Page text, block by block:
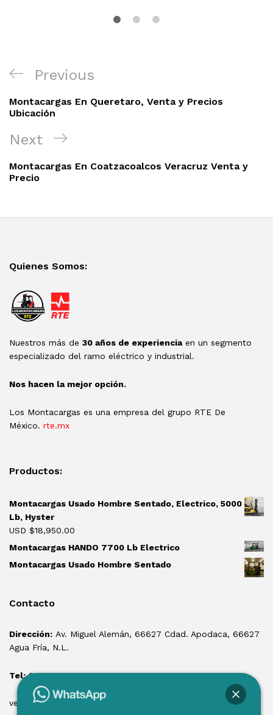
Navegación
entradas
Previous
Post
Previous
Montacargas En Queretaro, Venta y Precios
Ubicación
Next
Post
Next
Montacargas En Coatzacoalcos Veracruz Venta y
Precio
Quienes Somos:
Nuestros más de 30 años de experienciaen un segmento
especializado del ramo eléctrico y industrial.
Nos hacen la mejor opción.
Los Montacargas es una empresa del grupo RTE De
México. rte.mx
Productos:
Montacargas Usado Hombre Sentado, Electrico, 5000
Lb, Hyster
USD $18,950.00
Montacargas HANDO 7700 Lb Electrico
Montacargas Usado Hombre Sentado
Contacto
Dirección: Av. Miguel Alemán, 66627 Cdad. Apodaca, 66627
Agua Fría, N.L.
Tel:81 1550 3100
ventas@losmontacargas.mx